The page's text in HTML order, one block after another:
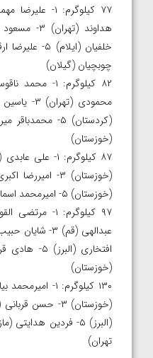
خلفیان
چوبچیان (گیلان)
(کردستان) ۵-
(خوزستان)
(خوزستان) ۵- امیرمحمد اسماعیل زاده (گیلان)
افتخاری
(خوزستان)
(البرز) ۵- فردین
تهران)